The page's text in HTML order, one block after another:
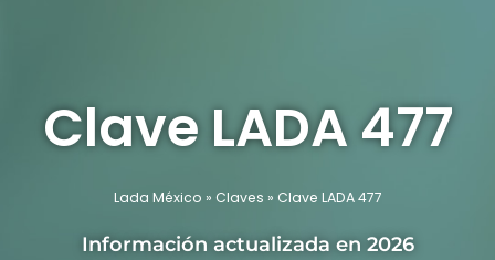
Clave LADA 477
Lada México » Claves » Clave LADA 477
Información actualizada en 2026